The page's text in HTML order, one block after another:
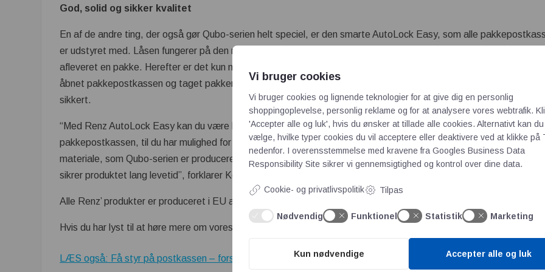
God, solid og sikker kvalitet
En af de andre ting, der også gør Qubo-serien helt speciel, er den smarte AutoLock Easy, som alle
er udstyret med. Låsen fungerer på den måde, at døren låses automatisk, når den lukkes, efter at postbuddet har
afleveret en pakke. Herefter er det kun muligt for dig at åbne pakkepostkassen ved hjælp af egen nøgle. Når du har
åbnet pakkepostkassen og taget pakken ud, så er det muligt på ny at få leveret en pakke, hvilket er både smart
sikkert.
“Med Renz AutoLock Easy kan du være helt sikker på, at dine pakker kommer til at ligge trygt og godt i
pakkepostkassen, til du har mulighed for at tømme den igen – hvilket også hænger sammen med det højkvalitets-
materiale, som Qubo-serien er produceret i. Serien er fremstillet i galvaniseret stål af højeste kvalitet, hvilket
sikrer produktet lang levetid”, forklarer Kenneth Steinmetz.
Alle Renz’ produkter er produceret i EU af europæisk stål, hvilket sikrer den allerhøjeste kvalitet af produkterne.
Hvis du har lyst til at høre mere om vores nye Qubo-serie er du velkommen til at kontakte os, så står vi klar til at
LÆS også: Få styr på postkassen – forsinkede registreringsattester skaber udfordringer
Vi bruger cookies
Vi bruger cookies og lignende teknologier for at give dig en personlig
shoppingoplevelse, personlig reklame og for at analysere vores webtrafik.
'Accepter alle og luk', hvis du ønsker at tillade alle cookies. Alternativt kan du
vælge, hvilke typer cookies du vil acceptere eller deaktivere ved at klikke på
nedenfor. I overensstemmelse med kravene fra Googles Business Data
Responsibility Site sikrer vi gennemsigtighed og kontrol over dine data.
Cookie- og privatlivspolitik Tilpas
Nødvendig Funktionel Statistik Marketing
Kun nødvendige Accepter alle og luk